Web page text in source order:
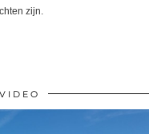
zijn.